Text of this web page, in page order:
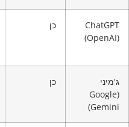
ChatGPT
(OpenAI)
כן
ג'מיני
(Google
Gemini)
כן